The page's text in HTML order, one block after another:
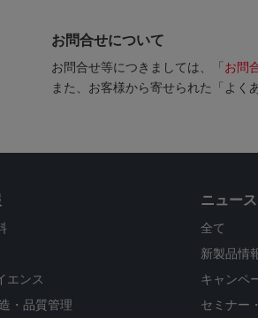
お問合せについて
お問合せ等につきましては、「 お問
また、お客様から寄せられた「よく
エンス
・品質管理
ニュース
全て
新製品情
キャンペ
セミナー